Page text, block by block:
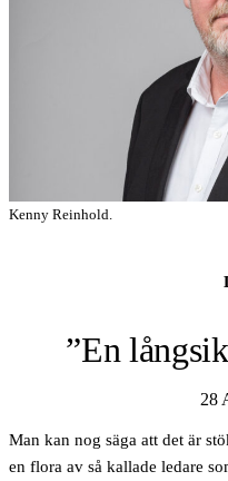
Kenny Reinhold.
”En
28
Man kan nog säga att det är
en flora av så kallade ledare